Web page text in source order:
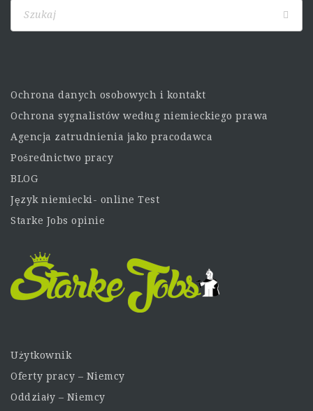
Ochrona danych osobowych i kontakt
Ochrona sygnalistów według niemieckiego prawa
Agencja zatrudnienia jako pracodawca
Pośrednictwo pracy
BLOG
Język niemiecki- online Test
Starke Jobs opinie
Użytkownik
Oferty pracy – Niemcy
Oddziały – Niemcy